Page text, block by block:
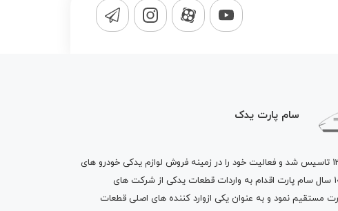
سام پارت یدک
در سال 1365 تاسیس شد و فعالیت خود را در زمینه فروش لوازم یدکی خودرو های
داخلی آغاز کرد . پس از گذشت10 سال سام پارت اقدام به واردات قطعات یدکی از شرکت های
مستقیم نمود و به عنوان یکی ازوارد کننده های اصلی قطعات